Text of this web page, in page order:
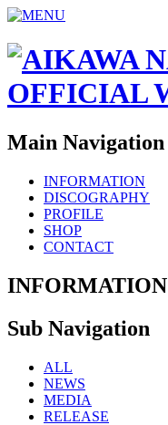
Main Navigation
INFORMATION
DISCOGRAPHY
PROFILE
SHOP
CONTACT
INFORMATION
Sub Navigation
ALL
NEWS
MEDIA
RELEASE